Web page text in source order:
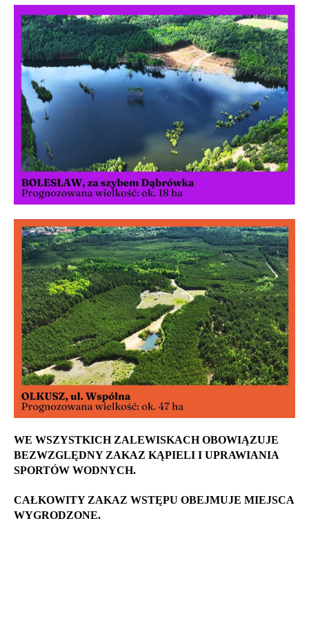
WE WSZYSTKICH ZALEWISKACH OBOWIĄZUJE
BEZWZGLĘDNY ZAKAZ KĄPIELI I UPRAWIANIA
SPORTÓW WODNYCH.
CAŁKOWITY ZAKAZ WSTĘPU OBEJMUJE MIEJSCA
WYGRODZONE.